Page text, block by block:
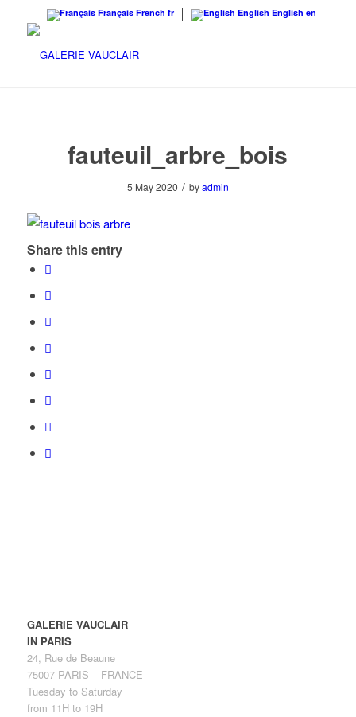
Français French fr English English en
fauteuil_arbre_bois
5 May 2020 / byadmin
Share this entry
GALERIE VAUCLAIR
IN PARIS
24, Rue de Beaune
75007 PARIS – FRANCE
Tuesday to Saturday
from 11H to 19H